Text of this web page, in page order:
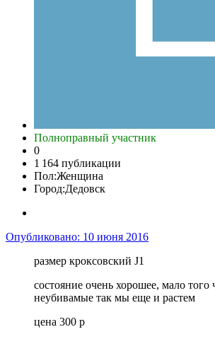
Полноправный участник
0
1 164 публикации
Пол:Женщина
Город:Дедовск
Опубликовано: 10 июня 2016
размер кроксовский J1
состояние очень хорошее, мало того
неубивамые так мы еще и растем
цена 300 р